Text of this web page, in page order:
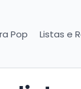
Pop Listas e